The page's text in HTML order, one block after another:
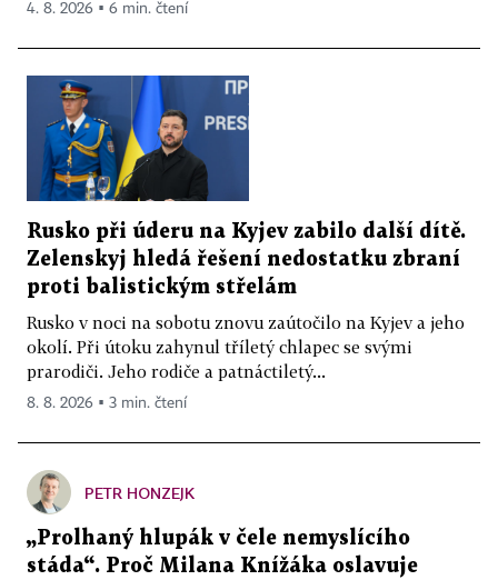
4. 8. 2026 ▪ 6 min. čtení
Rusko při úderu na Kyjev zabilo další dítě.
Zelenskyj hledá řešení nedostatku zbraní
proti balistickým střelám
Rusko v noci na sobotu znovu zaútočilo na Kyjev a jeho
okolí. Při útoku zahynul tříletý chlapec se svými
prarodiči. Jeho rodiče a patnáctiletý...
8. 8. 2026 ▪ 3 min. čtení
PETR HONZEJK
„Prolhaný hlupák v čele nemyslícího
stáda“. Proč Milana Knížáka oslavuje